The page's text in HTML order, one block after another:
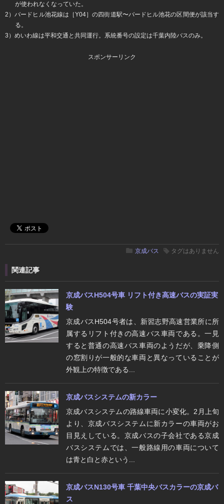
が使われなくなっていた。
2）バードヒル池花線は［Y04］の四街道駅〜バードヒル池花の区間便が該当す
る。
3）めいわ線は平和交通と共同運行。系統番号の設定は千葉内陸バスのみ。
スポンサーリンク
京成バス タグはありません
関連記事
京成バスH504号車 リフト付き高速バスの実証実
験
京成バスH504号者は、新習志野高速営業所に所
属するリフト付きの高速バス車両である。一見
すると普通の高速バス車両のようだが、乗降側
の窓割りが一般的な車両と異なっていることが
外観上の特徴である...
京成バスシステムの新カラー
京成バスシステムの路線車両に小変化。2月上旬
より、京成バスシステムに新カラーの車両がお
目見えしている。京成バスの子会社である京成
バスシステムでは、一般路線用の車両について
は青と白と赤という...
京成バスN130号車 千葉中央バスカラーの京成バ
ス